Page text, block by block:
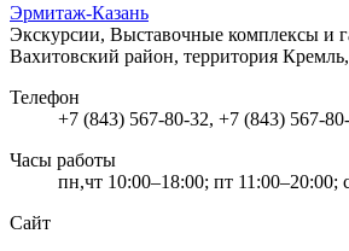
Эрмитаж-Казань
Экскурсии, Выставочные комплексы и
Вахитовский район, территория
Телефон
+7 (843) 567-80-32, +7 (843) 567-
Часы работы
пн,чт 10:00–18:00; пт 11:00–20:00;
Сайт